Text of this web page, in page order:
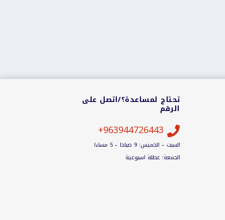
تحتاج لمساعدة؟/اتصل على
الرقم

963944726443+
السبت – الخميس: 9 صباحا – 5 مساءا
الجمعة: عطلة اسبوعية